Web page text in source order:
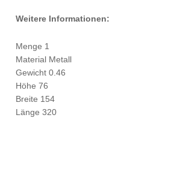
Weitere Informationen:
Menge 1
Material Metall
Gewicht 0.46
Höhe 76
Breite 154
Länge 320